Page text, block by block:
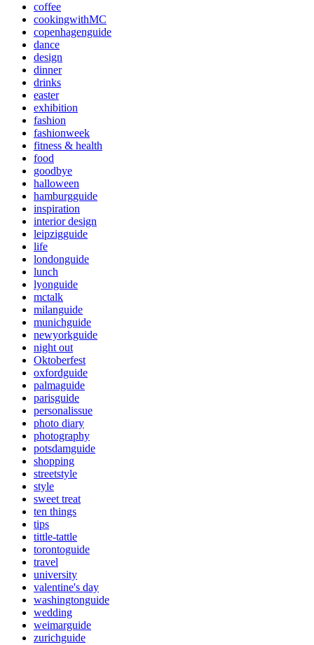
coffee
cookingwithMC
copenhagenguide
dance
design
dinner
drinks
easter
exhibition
fashion
fashionweek
fitness & health
food
goodbye
halloween
hamburgguide
inspiration
interior design
leipzigguide
life
londonguide
lunch
lyonguide
mctalk
milanguide
munichguide
newyorkguide
night out
Oktoberfest
oxfordguide
palmaguide
parisguide
personalissue
photo diary
photography
potsdamguide
shopping
streetstyle
style
sweet treat
ten things
tips
tittle-tattle
torontoguide
travel
university
valentine's day
washingtonguide
wedding
weimarguide
zurichguide